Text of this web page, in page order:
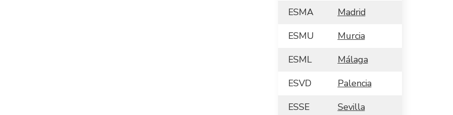
ESMA
Madrid
ESMU
Murcia
ESML
Málaga
ESVD
Palencia
ESSE
Sevilla